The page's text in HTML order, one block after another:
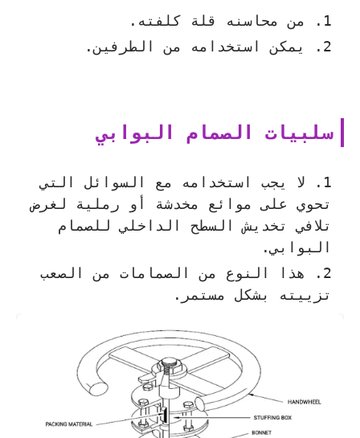
من محاسنه قلة كلفته.
يمكن استخدامه من الطرفين.
سلبيات الصمام البوابي
لا يجب استخدامه مع السوائل التي
تحوي على موائع مخدشة أو رملية لغرض
تلافي تخديش السطح الداخلي للصمام
البوابي.
هذا النوع من الصمامات من الصعب
تزييته بشكل مستمر.